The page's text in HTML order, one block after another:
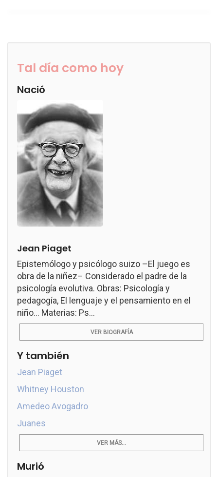
Tal día como hoy
Nació
Jean Piaget
Epistemólogo y psicólogo suizo –El juego es
obra de la niñez– Considerado el padre de la
psicología evolutiva. Obras: Psicología y
pedagogía, El lenguaje y el pensamiento en el
niño... Materias: Ps...
VER BIOGRAFÍA
Y también
Jean Piaget
Whitney Houston
Amedeo Avogadro
Juanes
VER MÁS...
Murió